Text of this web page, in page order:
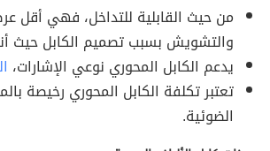
من حيث القابلية للتداخل، فهي أقل
والتشويش بسبب تصميم الكابل حيث
يدعم الكابل المحوري نوعي الإشارات،
تعتبر تكلفة الكابل المحوري رخيصة
الضوئية.